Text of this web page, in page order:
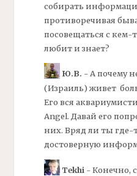
собирать
противоречивая
посовещаться с кем-
любит и знает?
Ю.В. - А почему
(Израиль) живет
Его вся
Angel. Давай его
них. Вряд ли ты где-
достоверную
Tekhi - Конечно,